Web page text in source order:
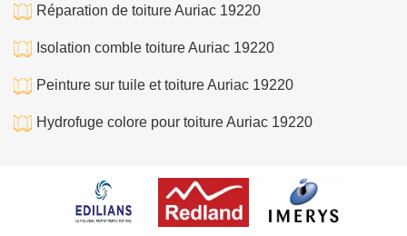
Réparation de toiture Auriac 19220
Isolation comble toiture Auriac 19220
Peinture sur tuile et toiture Auriac 19220
Hydrofuge colore pour toiture Auriac 19220